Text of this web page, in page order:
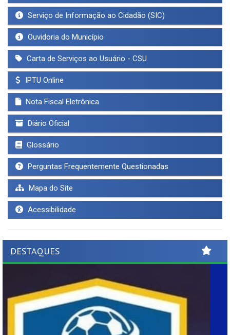
Serviço de Informação ao Cidadão (SIC)
Ouvidoria do Município
Carta de Serviços ao Usuário - CSU
IPTU Online
Nota Fiscal Eletrônica
Diário Oficial
Glossário
Perguntas Frequentemente Questionadas
Mapa do Site
Acessibilidade
DESTAQUES